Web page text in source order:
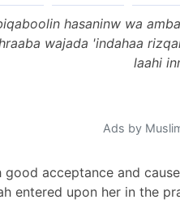
hasaninw wa
wajada 'indahaa
laahi
Ads by
acceptance and
entered upon her in the